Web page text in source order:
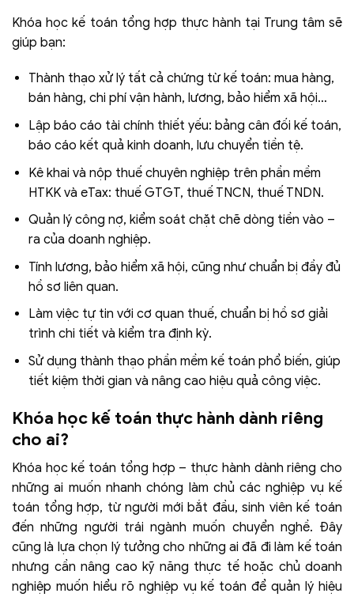
Khóa học kế toán tổng hợp thực hành tại Trung tâm sẽ
giúp bạn:
Thành thạo xử lý tất cả chứng từ kế toán: mua hàng,
bán hàng, chi phí vận hành, lương, bảo hiểm xã hội…
Lập báo cáo tài chính thiết yếu: bảng cân đối kế toán,
báo cáo kết quả kinh doanh, lưu chuyển tiền tệ.
Kê khai và nộp thuế chuyên nghiệp trên phần mềm
HTKK và eTax: thuế GTGT, thuế TNCN, thuế TNDN.
Quản lý công nợ, kiểm soát chặt chẽ dòng tiền vào –
ra của doanh nghiệp.
Tính lương, bảo hiểm xã hội, cũng như chuẩn bị đầy đủ
hồ sơ liên quan.
Làm việc tự tin với cơ quan thuế, chuẩn bị hồ sơ giải
trình chi tiết và kiểm tra định kỳ.
Sử dụng thành thạo phần mềm kế toán phổ biến, giúp
tiết kiệm thời gian và nâng cao hiệu quả công việc.
Khóa học kế toán thực hành dành riêng
cho ai?
Khóa học kế toán tổng hợp – thực hành dành riêng cho
những ai muốn nhanh chóng làm chủ các nghiệp vụ kế
toán tổng hợp, từ người mới bắt đầu, sinh viên kế toán
đến những người trái ngành muốn chuyển nghề. Đây
cũng là lựa chọn lý tưởng cho những ai đã đi làm kế toán
nhưng cần nâng cao kỹ năng thực tế hoặc chủ doanh
nghiệp muốn hiểu rõ nghiệp vụ kế toán để quản lý hiệu